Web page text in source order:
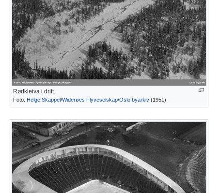
Rødkleiva i drift.
Foto: Helge Skappel/Widerøes Flyveselskap/Oslo byarkiv (1951).